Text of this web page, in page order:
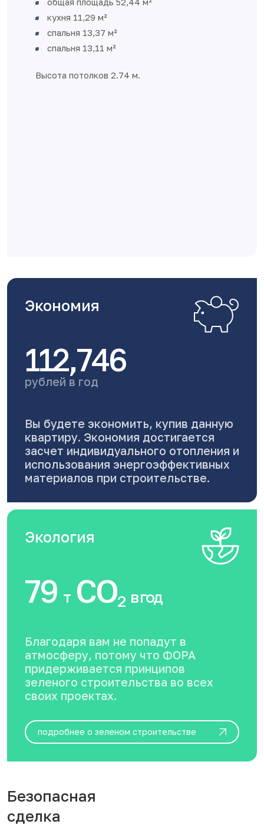
Большая кухня – удобное пространство
для встречи гостей и семейных вечеров
Две изолированные спальни
Раздельный санузел
гардеробной
Экономия
112,746
рублей в год
Вы будете экономить, купив данную
квартиру. Экономия достигается
засчет индивидуального отопления и
использования энергоэффективных
материалов при строительстве.
Экология
79 тCO2 в год
Благодаря вам не попадут в
атмосферу, потому что ФОРА
придерживается принципов
зеленого строительства во всех
своих проектах.
подробнее о зеленом строительстве
Безопасная
сделка